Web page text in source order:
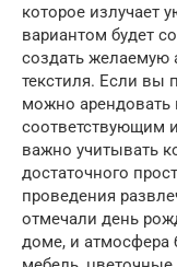
которое излучает
вариантом будет
создать желаемую
текстиля. Если вы
можно
соответствующим
важно учитывать
достаточного
проведения
отмечали день
доме, и атмосфера